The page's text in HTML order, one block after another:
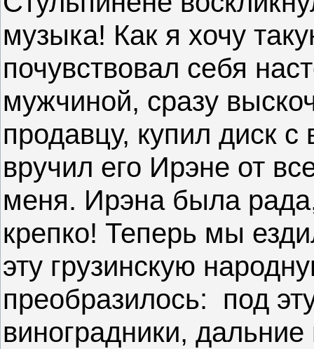
музыка! Как я хочу
почувствовал себя
мужчиной, сразу
продавцу, купил диск
вручил его Ирэне от
меня. Ирэна была
крепко! Теперь мы
эту грузинскую
преобразилось: под
виноградники,